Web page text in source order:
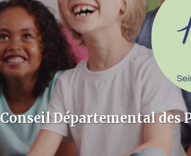
Conseil Départemental des